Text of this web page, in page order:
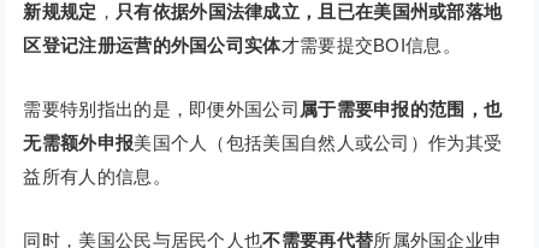
新规规定 ， 只有依据外国法律成立，且已在美国州或部落地
区登记注册运营的外国公司实体才需要提交BOI信息。
需要特别指出的是，即便外国公司 属于需要申报的范围， 也
无需额外申报美国个人（包括美国自然人或公司）作为其受
益所有人的信息。
同时，美国公民与居民个人也不需要再代替所属外国企业申